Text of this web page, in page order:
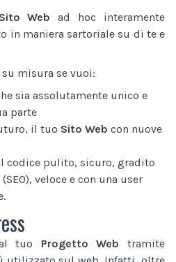
Sito Web ad hoc interamente
in maniera sartoriale su di te e
su misura se vuoi:
sia assolutamente unico e
parte
il tuo Sito Web con nuove
codice pulito, sicuro, gradito
veloce e con una user
tuo Progetto Web tramite